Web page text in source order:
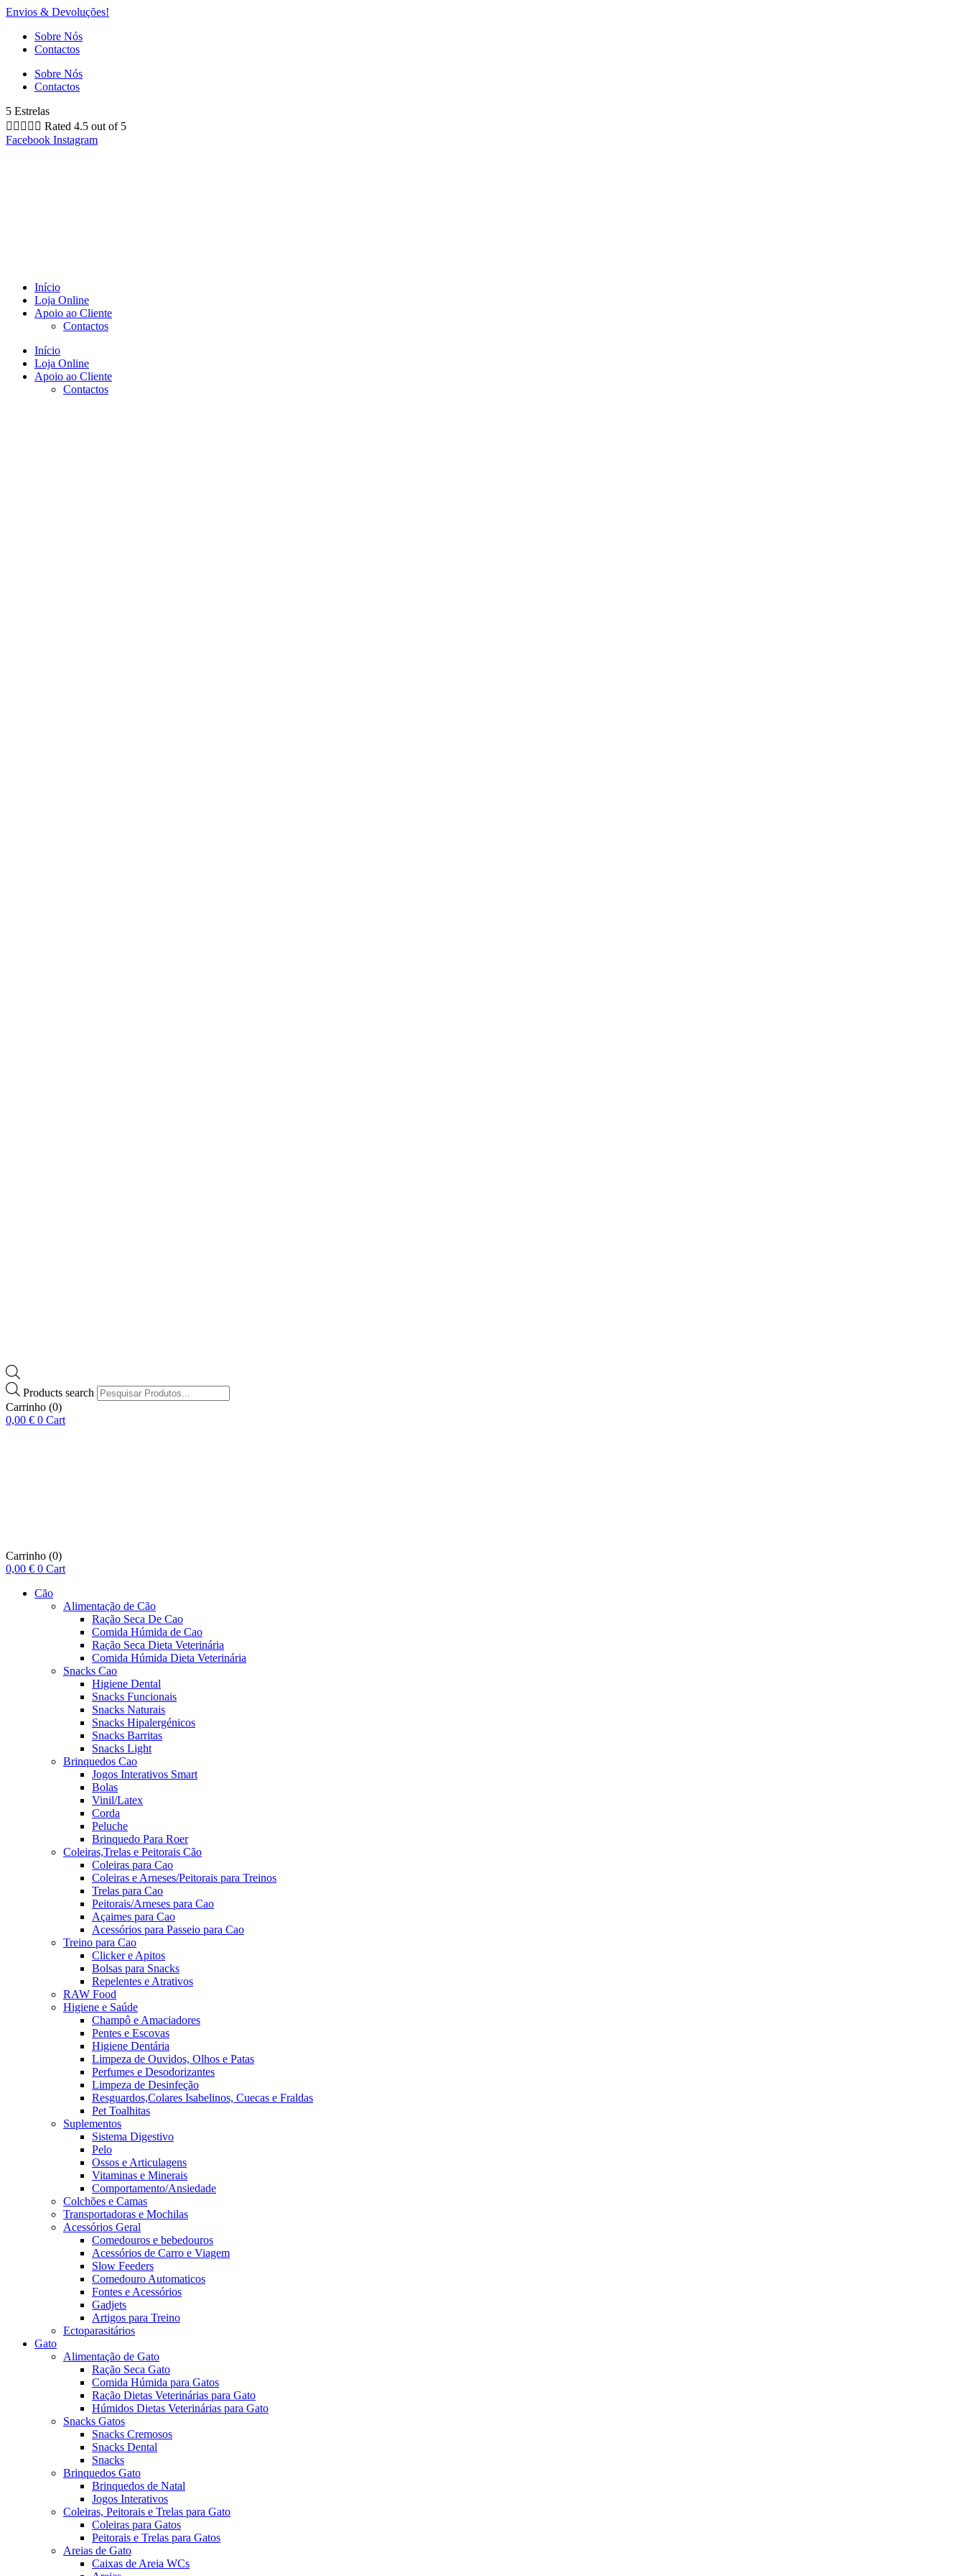
Envios & Devoluções!
Sobre Nós
Contactos
Sobre Nós
Contactos
5 Estrelas
     Rated 4.5 out of 5
Facebook Instagram
Início
Loja Online
Apoio ao Cliente
Contactos
Início
Loja Online
Apoio ao Cliente
Contactos
Products search
Carrinho (0)
0,00 € 0 Cart
Carrinho (0)
0,00 € 0 Cart
Cão
Alimentação de Cão
Ração Seca De Cao
Comida Húmida de Cao
Ração Seca Dieta Veterinária
Comida Húmida Dieta Veterinária
Snacks Cao
Higiene Dental
Snacks Funcionais
Snacks Naturais
Snacks Hipalergénicos
Snacks Barritas
Snacks Light
Brinquedos Cao
Jogos Interativos Smart
Bolas
Vinil/Latex
Corda
Peluche
Brinquedo Para Roer
Coleiras,Trelas e Peitorais Cão
Coleiras para Cao
Coleiras e Arneses/Peitorais para Treinos
Trelas para Cao
Peitorais/Arneses para Cao
Açaimes para Cao
Acessórios para Passeio para Cao
Treino para Cao
Clicker e Apitos
Bolsas para Snacks
Repelentes e Atrativos
RAW Food
Higiene e Saúde
Champô e Amaciadores
Pentes e Escovas
Higiene Dentária
Limpeza de Ouvidos, Olhos e Patas
Perfumes e Desodorizantes
Limpeza de Desinfeção
Resguardos,Colares Isabelinos, Cuecas e Fraldas
Pet Toalhitas
Suplementos
Sistema Digestivo
Pelo
Ossos e Articulagens
Vitaminas e Minerais
Comportamento/Ansiedade
Colchões e Camas
Transportadoras e Mochilas
Acessórios Geral
Comedouros e bebedouros
Acessórios de Carro e Viagem
Slow Feeders
Comedouro Automaticos
Fontes e Acessórios
Gadjets
Artigos para Treino
Ectoparasitários
Gato
Alimentação de Gato
Ração Seca Gato
Comida Húmida para Gatos
Ração Dietas Veterinárias para Gato
Húmidos Dietas Veterinárias para Gato
Snacks Gatos
Snacks Cremosos
Snacks Dental
Snacks
Brinquedos Gato
Brinquedos de Natal
Jogos Interativos
Coleiras, Peitorais e Trelas para Gato
Coleiras para Gatos
Peitorais e Trelas para Gatos
Areias de Gato
Caixas de Areia WCs